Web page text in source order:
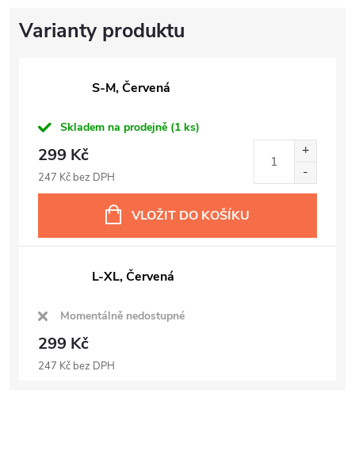
S-M, Červená
Skladem na prodejně (1 ks)
299 Kč
247 Kč bez DPH
VLOŽIT DO KOŠÍKU
L-XL, Červená
Momentálně nedostupné
299 Kč
247 Kč bez DPH